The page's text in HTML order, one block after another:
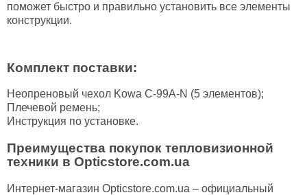
поможет быстро и правильно установить все элементы
конструкции.
Комплект поставки:
Неопреновый чехол Kowa C-99A-N (5 элементов);
Плечевой ремень;
Инструкция по установке.
Преимущества покупок тепловизионной
техники в Opticstore.com.ua
Интернет-магазин Opticstore.com.ua – официальный